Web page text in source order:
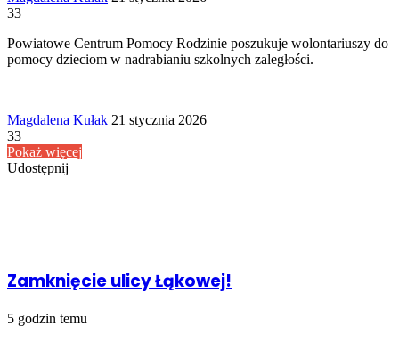
33
Powiatowe Centrum Pomocy Rodzinie poszukuje wolontariuszy do
pomocy dzieciom w nadrabianiu szkolnych zaległości.
Magdalena Kułak Send
21 stycznia 2026
33
Pokaż więcej
Udostępnij
Zamknięcie ulicy Łąkowej!
5 godzin temu